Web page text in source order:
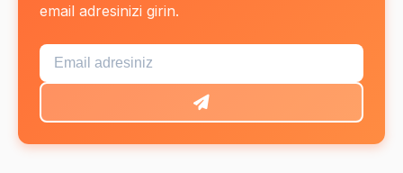
email adresinizi girin.